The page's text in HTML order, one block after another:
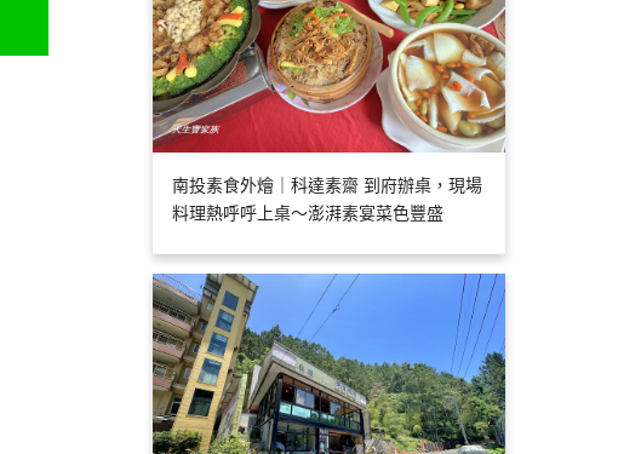
南投素食外燴｜科達素齋 到府辦桌，現場
料理熱呼呼上桌～澎湃素宴菜色豐盛